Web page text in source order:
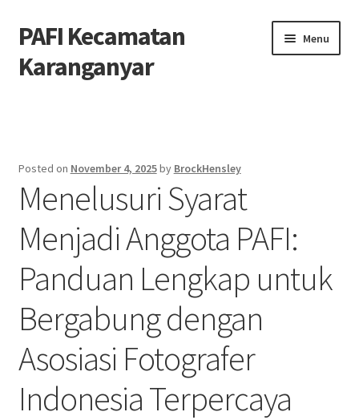
Skip
to
navigation
Skip
to
content
PAFI Kecamatan
Karanganyar
Menu
Privacy Policy
Tentang Kami
Posted on November 4, 2025by BrockHensley
Menelusuri Syarat
Menjadi Anggota PAFI:
Panduan Lengkap untuk
Bergabung dengan
Asosiasi Fotografer
Indonesia Terpercaya